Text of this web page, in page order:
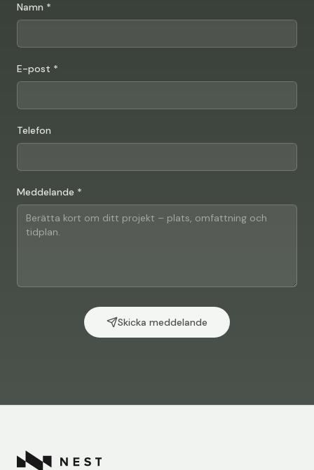
Namn *
E-post *
Telefon
Meddelande *
Skicka meddelande